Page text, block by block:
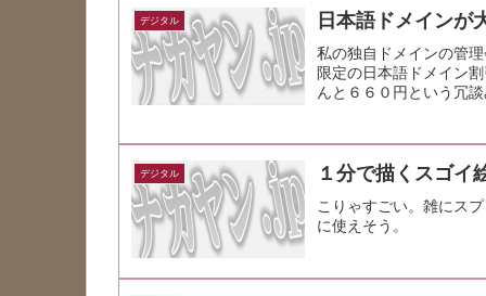
デジタル 日本語ドメインが
私の独自ドメインの管
限定の日本語ドメイン
んと６６０円という
デジタル １分で描くスゴイ
こりゃすごい。雑にス
に使えそう。